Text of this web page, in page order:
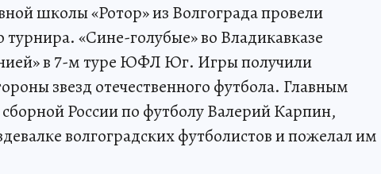
школы «Ротор» из Волгограда провели
турнира. «Сине-голубые» во Владикавказе
в 7-м туре ЮФЛ Юг. Игры получили
звезд отечественного футбола. Главным
России по футболу Валерий Карпин,
волгоградских футболистов и пожелал им